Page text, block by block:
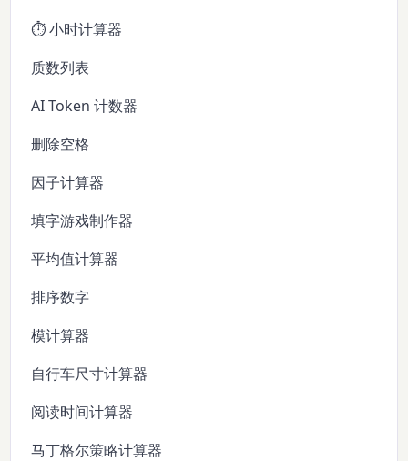
⏱️ 小时计算器
质数列表
AI Token 计数器
删除空格
因子计算器
填字游戏制作器
平均值计算器
排序数字
模计算器
自行车尺寸计算器
阅读时间计算器
马丁格尔策略计算器